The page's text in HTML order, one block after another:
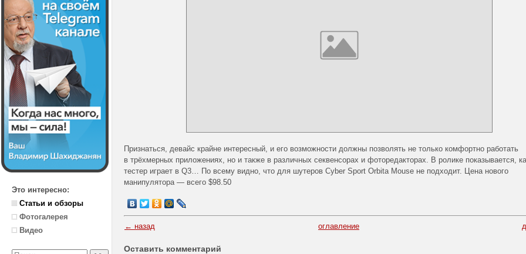
Это интересно:
Статьи и обзоры
Фотогалерея
Видео
Признаться, девайс крайне интересный, и его возможности должны позволять не только комфортно работать
в трёхмерных приложениях, но и также в различных секвенсорах и фоторедакторах. В ролике показывается,
тестер играет в Q3… По всему видно, что для шутеров Cyber Sport Orbita Mouse не подходит. Цена нового
манипулятора — всего $98.50
← назад оглавление
Оставить комментарий